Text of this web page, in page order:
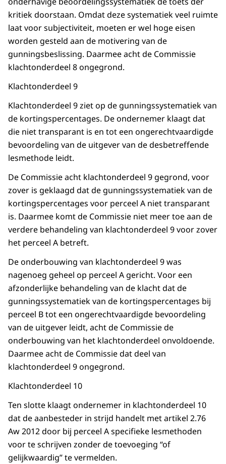
kritiek doorstaan. Omdat deze systematiek veel ruimte
laat voor subjectiviteit, moeten er wel hoge eisen
worden gesteld aan de motivering van de
gunningsbeslissing. Daarmee acht de Commissie
klachtonderdeel 8 ongegrond.
Klachtonderdeel 9
Klachtonderdeel 9 ziet op de gunningssystematiek van
de kortingspercentages. De ondernemer klaagt dat
die niet transparant is en tot een ongerechtvaardigde
bevoordeling van de uitgever van de desbetreffende
lesmethode leidt.
De Commissie acht klachtonderdeel 9 gegrond, voor
zover is geklaagd dat de gunningssystematiek van de
kortingspercentages voor perceel A niet transparant
is. Daarmee komt de Commissie niet meer toe aan de
verdere behandeling van klachtonderdeel 9 voor zover
het perceel A betreft.
De onderbouwing van klachtonderdeel 9 was
nagenoeg geheel op perceel A gericht. Voor een
afzonderlijke behandeling van de klacht dat de
gunningssystematiek van de kortingspercentages bij
perceel B tot een ongerechtvaardigde bevoordeling
van de uitgever leidt, acht de Commissie de
onderbouwing van het klachtonderdeel onvoldoende.
Daarmee acht de Commissie dat deel van
klachtonderdeel 9 ongegrond.
Klachtonderdeel 10
Ten slotte klaagt ondernemer in klachtonderdeel 10
dat de aanbesteder in strijd handelt met artikel 2.76
Aw 2012 door bij perceel A specifieke lesmethoden
voor te schrijven zonder de toevoeging “of
gelijkwaardig” te vermelden.